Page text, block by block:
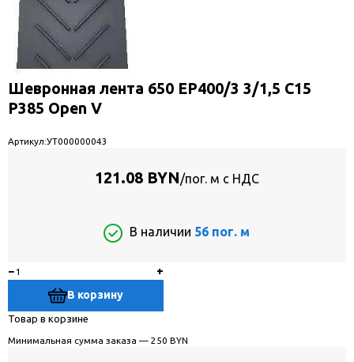
Шевронная лента 650 EP400/3 3/1,5 C15
P385 Open V
Артикул:УТ000000043
121.08 BYN/пог. м с НДС
В наличии 56 пог. м
−
+
В корзину
Товар в корзине
Минимальная сумма заказа — 250 BYN